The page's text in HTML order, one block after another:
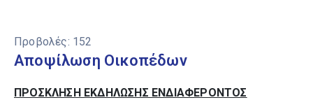
Προβολές: 152
Αποψίλωση Οικοπέδων
ΠΡΟΣΚΛΗΣΗ ΕΚΔΗΛΩΣΗΣ ΕΝΔΙΑΦΕΡΟΝΤΟΣ